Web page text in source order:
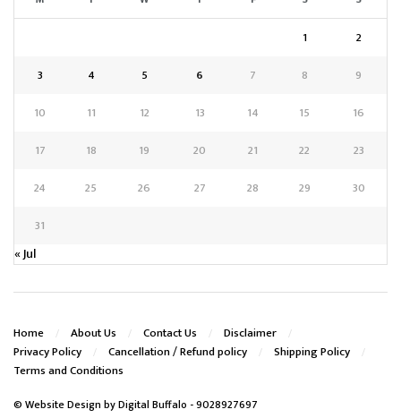
1
2
3
4 5 6 7 8
9
10
11 12 13 14 15
16
17
18 19 20 21 22
23
24
25 26 27 28 29
30
31
« Jul
Home About Us Contact Us
Disclaimer
Privacy Policy
Cancellation / Refund policy
Shipping Policy
Terms and Conditions
© Website Design byDigital Buffalo - 9028927697